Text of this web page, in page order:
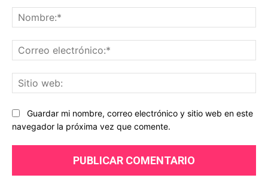
Guardar mi nombre, correo electrónico y sitio web en este
navegador la próxima vez que comente.